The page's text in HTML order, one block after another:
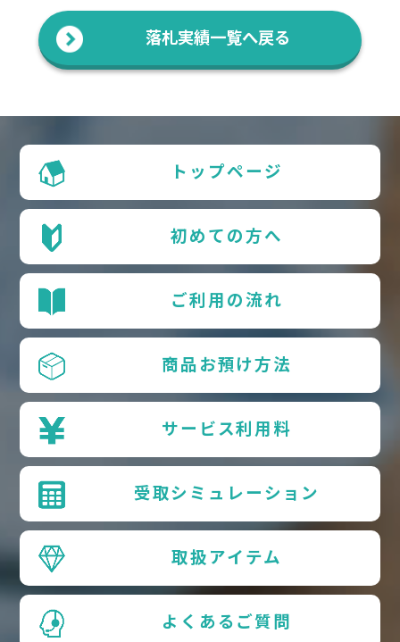
落札実績一覧へ戻る
トップページ
初めての方へ
ご利用の流れ
商品お預け方法
サービス利用料
受取シミュレーション
取扱アイテム
よくあるご質問